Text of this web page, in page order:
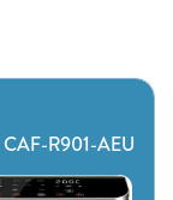
R901-AEU